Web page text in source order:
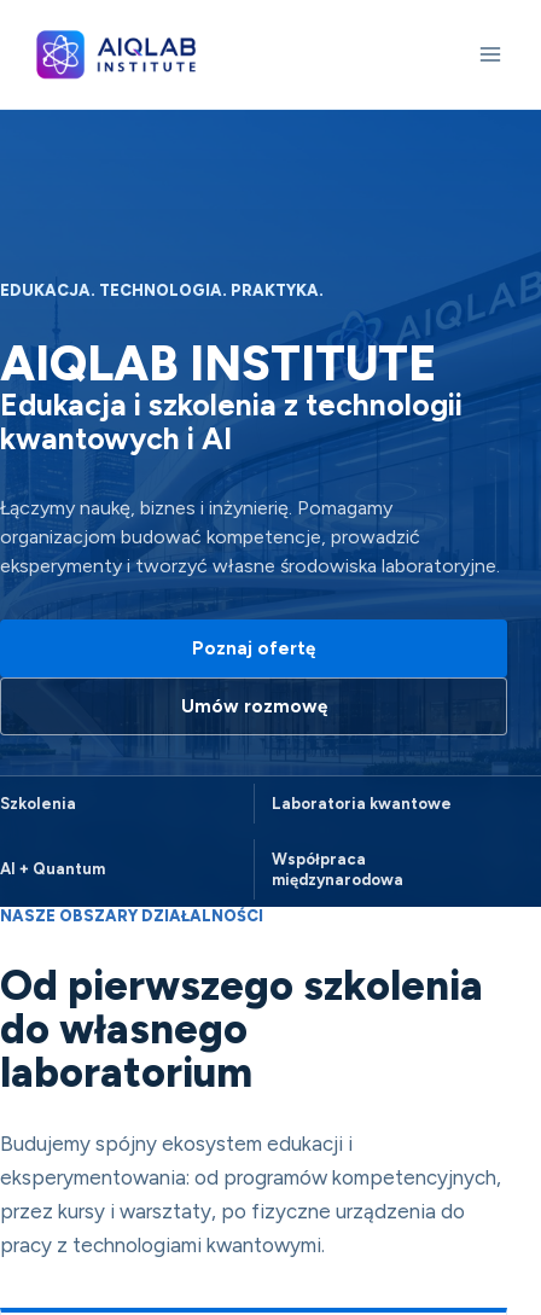
treści
EDUKACJA. TECHNOLOGIA. PRAKTYKA.
AIQLAB INSTITUTE
Edukacja i szkolenia z technologii
kwantowych i AI
Łączymy naukę, biznes i inżynierię. Pomagamy
organizacjom budować kompetencje, prowadzić
eksperymenty i tworzyć własne środowiska laboratoryjne.
Poznaj ofertę
Umów rozmowę
Szkolenia Laboratoria kwantowe
AI + Quantum
Współpraca
międzynarodowa
NASZE OBSZARY DZIAŁALNOŚCI
Od pierwszego szkolenia
do własnego
laboratorium
Budujemy spójny ekosystem edukacji i
eksperymentowania: od programów kompetencyjnych,
przez kursy i warsztaty, po fizyczne urządzenia do
pracy z technologiami kwantowymi.